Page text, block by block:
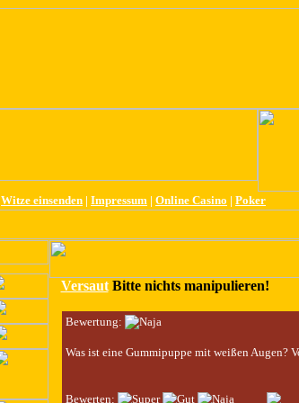
Witze einsenden | Impressum | Online Casino | Poker
VersautBitte nichts manipulieren!
Bewertung:
Was ist eine Gummipuppe mit weißen Augen?
Bewerten: